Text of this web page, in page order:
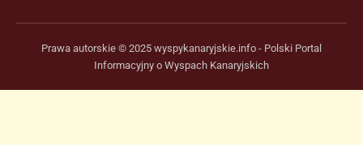
Prawa autorskie © 2025 wyspykanaryjskie.info - Polski Portal
Informacyjny o Wyspach Kanaryjskich